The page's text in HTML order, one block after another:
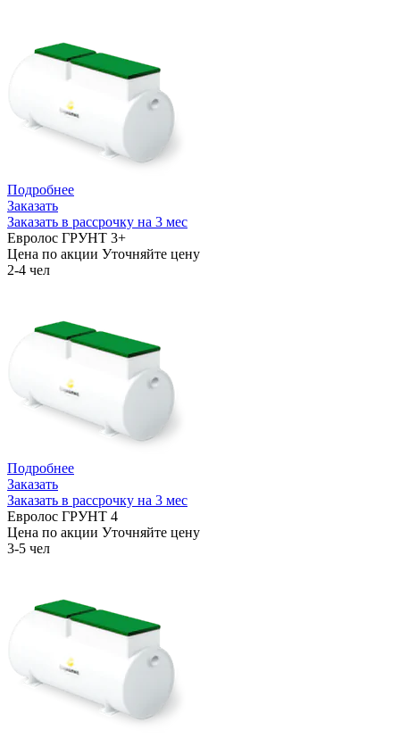
Подробнее
Заказать
Заказать в рассрочку на 3 мес
Евролос ГРУНТ 3+
Цена по акции Уточняйте цену
2-4 чел
Подробнее
Заказать
Заказать в рассрочку на 3 мес
Евролос ГРУНТ 4
Цена по акции Уточняйте цену
3-5 чел